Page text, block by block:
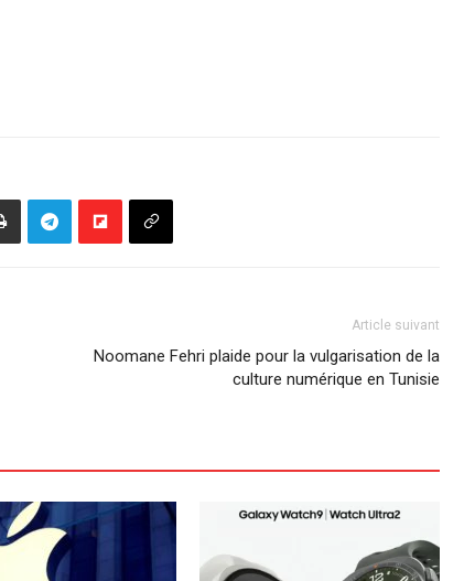
Article suivant
Noomane Fehri plaide pour la vulgarisation de la
culture numérique en Tunisie